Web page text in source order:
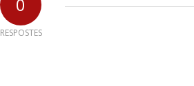
0
RESPOSTES